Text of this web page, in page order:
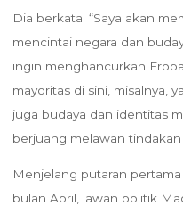
Dia berkata: “Saya akan
mencintai negara dan
ingin menghancurkan
mayoritas di sini, misalnya,
juga budaya dan identitas
berjuang melawan
Menjelang putaran
bulan April, lawan politik